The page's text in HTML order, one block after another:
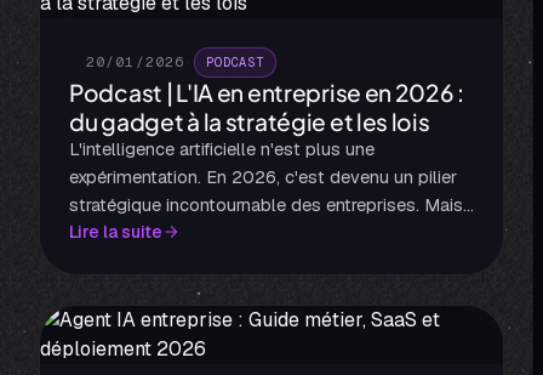
20/01/2026 · PODCAST
Podcast | L'IA en entreprise en 2026 :
du gadget à la stratégie et les lois
L'intelligence artificielle n'est plus une
expérimentation. En 2026, c'est devenu un pilier
stratégique incontournable des entreprises. Mais
comment passer de l'enthousiasme naïf à une
Lire la suite